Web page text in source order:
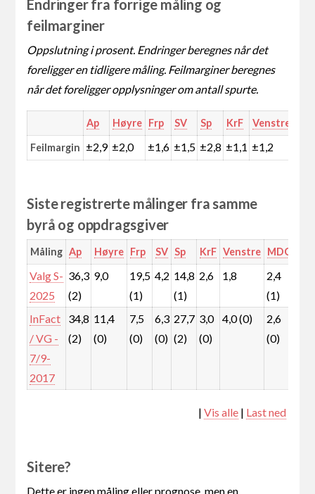
Endringer fra forrige måling og
feilmarginer
Oppslutning i prosent. Endringer beregnes når det
foreligger en tidligere måling. Feilmarginer beregnes
når det foreligger opplysninger om antall spurte.
Ap Høyre Frp SV Sp KrF Venstre
Feilmargin ±2,9 ±2,0 ±1,6 ±1,5 ±2,8 ±1,1 ±1,2
Siste registrerte målinger fra samme
byrå og oppdragsgiver
Måling Ap Høyre Frp SV Sp KrF Venstre MDG
Valg S-
2025
36,3
(2)
9,0
19,5
(1)
4,2 14,8
(1)
2,6 1,8
2,4
(1)
InFact
/ VG -
7/9-
2017
34,8
(2)
11,4
(0)
7,5
(0)
6,3
(0)
27,7
(2)
3,0
(0)
4,0 (0)
2,6
(0)
|Vis alle | Last ned
Sitere?
Dette er ingen måling eller prognose, men en